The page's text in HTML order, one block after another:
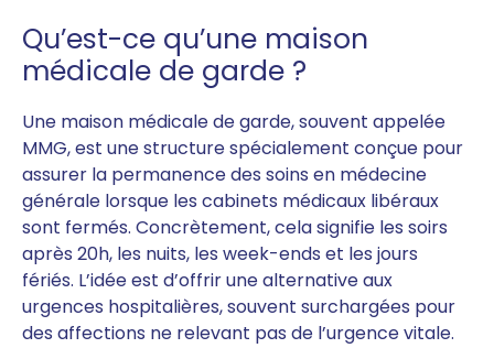
Qu’est-ce qu’une maison
médicale de garde ?
Une maison médicale de garde, souvent appelée
MMG, est une structure spécialement conçue pour
assurer la permanence des soins en médecine
générale lorsque les cabinets médicaux libéraux
sont fermés. Concrètement, cela signifie les soirs
après 20h, les nuits, les week-ends et les jours
fériés. L’idée est d’offrir une alternative aux
urgences hospitalières, souvent surchargées pour
des affections ne relevant pas de l’urgence vitale.